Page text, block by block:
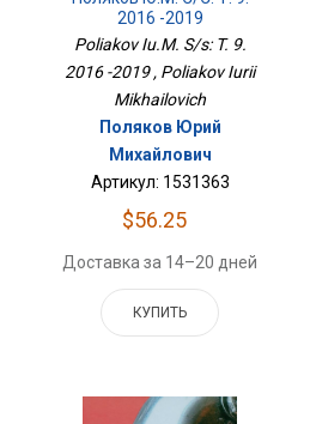
2016 -2019
Poliakov Iu.M. S/s: T. 9.
2016 -2019 , Poliakov Iurii
Mikhailovich
Поляков Юрий
Михайлович
Артикул: 1531363
$56.25
Доставка за 14–20 дней
КУПИТЬ